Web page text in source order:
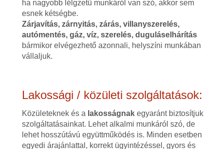
ha nagyobb lélgzetű munkáról van szó, akkor sem
esnek kétségbe.
Zárjavítás, zárnyitás, zárás, villanyszerelés,
autómentés, gáz, víz, szerelés, duguláselhárítás
bármikor elvégezhető azonnali, helyszíni munkában
vállaljuk.
Lakossági / közületi szolgáltatások:
Közületeknek és a lakosságnakegyaránt biztosítjuk
szolgáltatásainkat. Lehet alkalmi munkáról szó, de
lehet hosszútávú együttműködés is. Minden esetben
egyedi árajánlattal, korrekt ügyintézéssel, gyors és